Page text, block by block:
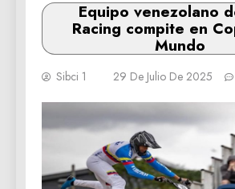
Equipo venezolano
Racing compite en
Mundo
Sibci 1 29 De Julio De 2025